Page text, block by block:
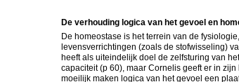
De verhouding logica van het gevoel en
De homeostase is het terrein van de
levensverrichtingen (zoals de stofwisseling)
heeft als uiteindelijk doel de zelfsturing van
capaciteit (p 60), maar Cornelis geeft er in
moeilijk maken logica van het gevoel een